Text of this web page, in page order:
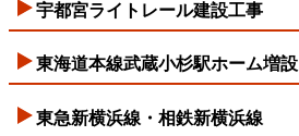
宇都宮ライトレール建設工事
東海道本線武蔵小杉駅ホーム増設
東急新横浜線・相鉄新横浜線